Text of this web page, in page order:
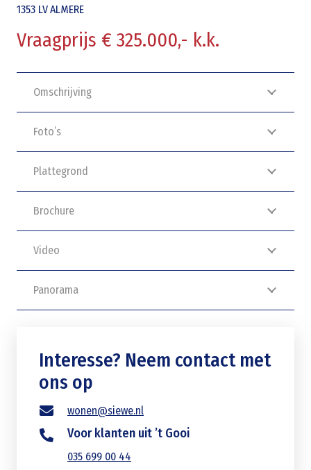
1353 LVALMERE
Vraagprijs € 325.000,- k.k.
Omschrijving
Foto’s
Plattegrond
Brochure
Video
Panorama
Interesse? Neem contact met
ons op
wonen@siewe.nl
Voor klanten uit ’t Gooi
035 699 00 44